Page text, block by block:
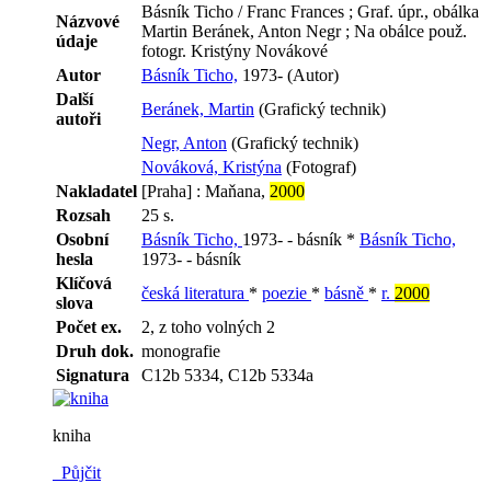
Názvové
údaje
Básník Ticho / Franc Frances ; Graf. úpr., obálka
Martin Beránek, Anton Negr ; Na obálce použ.
fotogr. Kristýny Novákové
Autor
Básník Ticho, 1973- (Autor)
Další
autoři
Beránek, Martin (Grafický technik)
Negr, Anton (Grafický technik)
Nováková, Kristýna (Fotograf)
Nakladatel [Praha] : Maňana, 2000
Rozsah
25 s.
Osobní
hesla
Básník Ticho, 1973- - básník * Básník Ticho,
1973- - básník
Klíčová
slova
česká literatura * poezie * básně * r. 2000
Počet ex.
2, z toho volných 2
Druh dok. monografie
Signatura
C12b 5334, C12b 5334a
kniha
Půjčit